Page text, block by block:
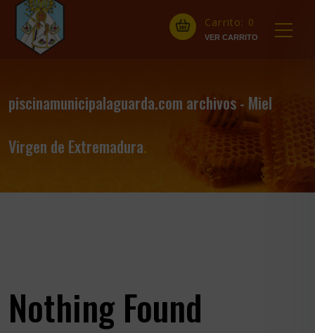
Carrito: 0
piscinamunicipalaguarda.com archivos - Miel
Virgen de Extremadura.
Nothing Found